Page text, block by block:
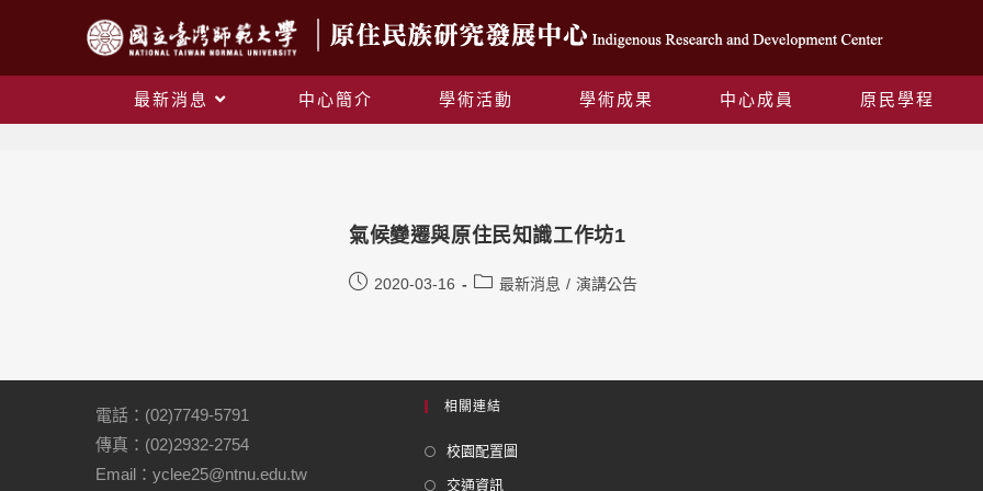
最新消息 中心簡介 學術活動 學術成果 中心成員
原民學程
氣候變遷與原住民知識工作坊1
2020-03-16 最新消息 / 演講公告
電話：(02)7749-5791
傳真：(02)2932-2754
Email：yclee25@ntnu.edu.tw
相關連結
校園配置圖
交通資訊